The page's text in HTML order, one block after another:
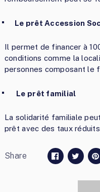
Le prêt Accession
Il permet de financer à
conditions comme la
personnes composant le
Le prêt familial
La solidarité familiale
prêt avec des taux
Share